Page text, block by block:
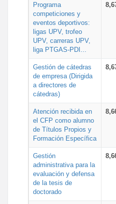
Programa
competiciones y
eventos deportivos:
ligas UPV, trofeo
UPV, carreras UPV,
liga PTGAS-PDI...
Gestión de cátedras
de empresa (Dirigida
a directores de
cátedras)
Atención recibida en
el CFP como alumno
de Títulos Propios y
Formación Específica
Gestión
administrativa para la
evaluación y defensa
de la tesis de
doctorado